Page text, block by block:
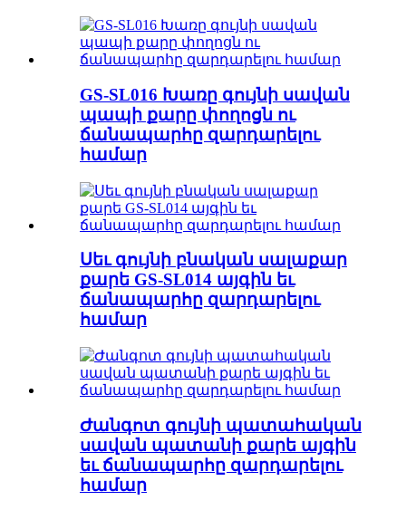
GS-SL016 Խառը գույնի սավան
պապի քարը փողոցն ու
ճանապարհը զարդարելու
համար
Սեւ գույնի բնական սալաքար
քարե GS-SL014 այգին եւ
ճանապարհը զարդարելու
համար
Ժանգոտ գույնի պատահական
սավան պատանի քարե այգին
եւ ճանապարհը զարդարելու
համար